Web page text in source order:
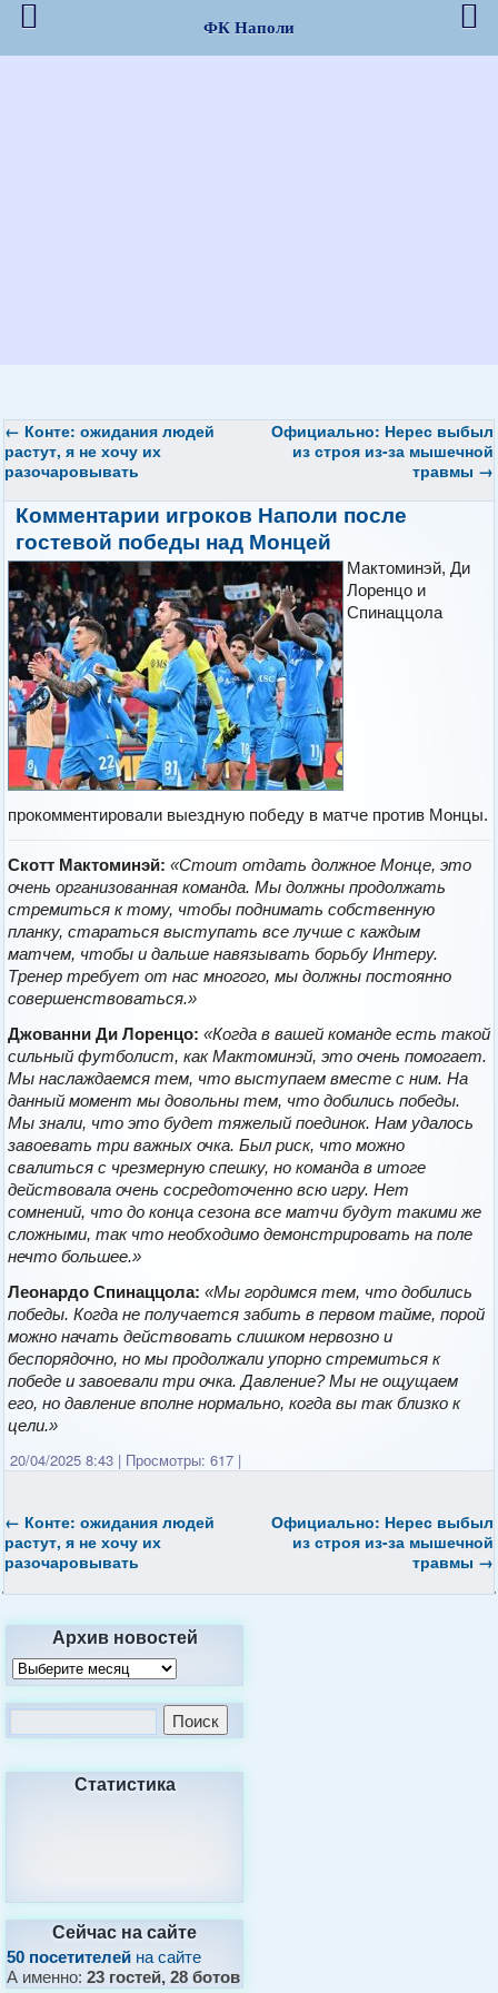
← Конте: ожидания людей
растут, я не хочу их
разочаровывать
Официально: Нерес выбыл
из строя из-за мышечной
травмы →
Комментарии игроков Наполи после
гостевой победы над Монцей
Мактоминэй, Ди
Лоренцо и
Спинаццола
прокомментировали выездную победу в матче против Монцы.
Скотт Мактоминэй: «Стоит отдать должное Монце, это
очень организованная команда. Мы должны продолжать
стремиться к тому, чтобы поднимать собственную
планку, стараться выступать все лучше с каждым
матчем, чтобы и дальше навязывать борьбу Интеру.
Тренер требует от нас многого, мы должны постоянно
совершенствоваться.»
Джованни Ди Лоренцо:«Когда в вашей команде есть такой
сильный футболист, как Мактоминэй, это очень помогает.
Мы наслаждаемся тем, что выступаем вместе с ним. На
данный момент мы довольны тем, что добились победы.
Мы знали, что это будет тяжелый поединок. Нам удалось
завоевать три важных очка. Был риск, что можно
свалиться с чрезмерную спешку, но команда в итоге
действовала очень сосредоточенно всю игру. Нет
сомнений, что до конца сезона все матчи будут такими же
сложными, так что необходимо демонстрировать на поле
нечто большее.»
Леонардо Спинаццола: «Мы гордимся тем, что добились
победы. Когда не получается забить в первом тайме, порой
можно начать действовать слишком нервозно и
беспорядочно, но мы продолжали упорно стремиться к
победе и завоевали три очка. Давление? Мы не ощущаем
его, но давление вполне нормально, когда вы так близко к
цели.»
20/04/2025 8:43 | Просмотры: 617 |
← Конте: ожидания людей
растут, я не хочу их
разочаровывать
Официально: Нерес выбыл
из строя из-за мышечной
травмы →
Архив новостей
Статистика
Сейчас на сайте
50 посетителей на сайте
А именно:23 гостей, 28 ботов
ФК Наполи